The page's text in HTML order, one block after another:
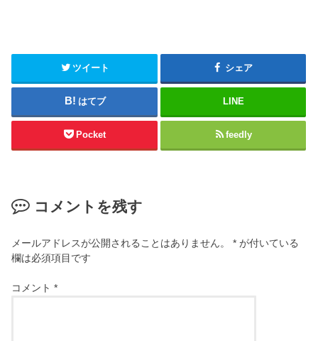
ツイート シェア
はてブ LINE
Pocket feedly
コメントを残す
メールアドレスが公開されることはありません。 * が付いている
欄は必須項目です
コメント*